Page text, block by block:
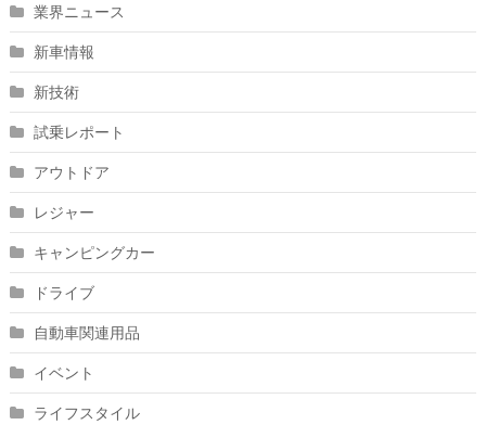
業界ニュース
新車情報
新技術
試乗レポート
アウトドア
レジャー
キャンピングカー
ドライブ
自動車関連用品
イベント
ライフスタイル